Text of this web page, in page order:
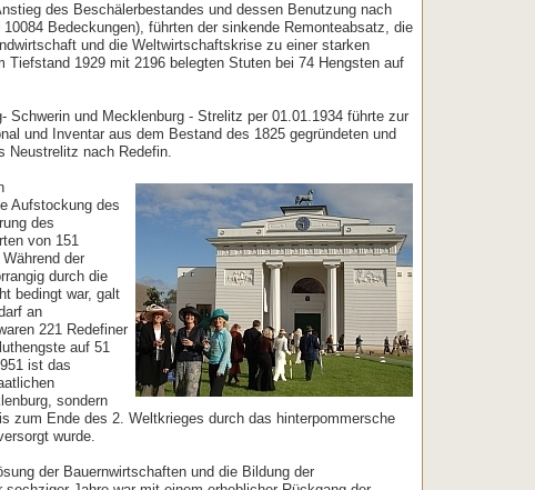
des Beschälerbestandes und dessen Benutzung nach
Bedeckungen), führten der sinkende Remonteabsatz, die
und die Weltwirtschaftskrise zu einer starken
Tiefstand 1929 mit 2196 belegten Stuten bei 74 Hengsten auf
Schwerin und Mecklenburg - Strelitz per 01.01.1934 führte zur
und Inventar aus dem Bestand des 1825 gegründeten und
Neustrelitz nach Redefin.
Aufstockung des
des
von 151
der
durch die
bedingt war, galt
an
221 Redefiner
auf 51
ist das
sondern
zum Ende des 2. Weltkrieges durch das hinterpommersche
wurde.
der Bauernwirtschaften und die Bildung der